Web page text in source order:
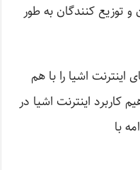
و توزیع کنندگان به طور
اشیا را با هم
کاربرد اینترنت اشیا در
با